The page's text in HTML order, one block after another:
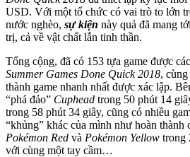
USD. Với một tổ chức có vai trò to lớn
nước nghèo, sự kiện này quả đã mang
trị, cả về vật chất lẫn tinh thần.
Tổng cộng, đã có 153 tựa game được
Summer Games Done Quick 2018,
thành game nhanh nhất được xác lập.
“phá đảo” Cuphead trong 50 phút 14
trong 58 phút 34 giây, cũng có nhiều
“khủng” khác của mình như hoàn thành
Pokémon Red và Pokémon Yellow trong
với cùng một tay cầm…